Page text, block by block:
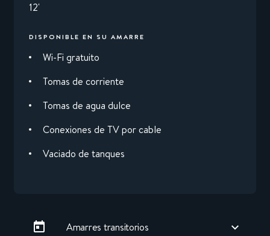
12'
DISPONIBLE EN SU AMARRE
Wi-Fi gratuito
Tomas de corriente
Tomas de agua dulce
Conexiones de TV por cable
Vaciado de tanques
Amarres transitorios